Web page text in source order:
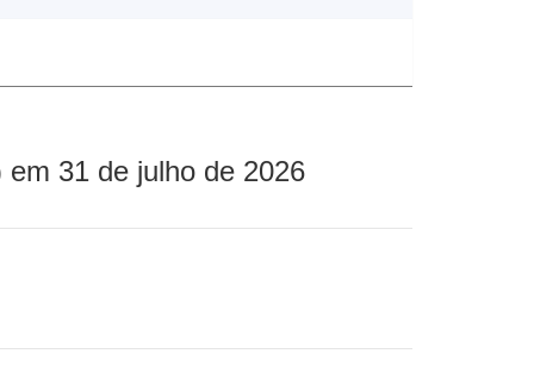
31 de julho de 2026